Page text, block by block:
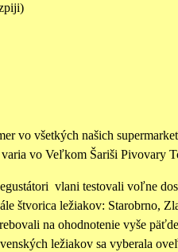
vo všetkých našich
vo Veľkom Šariši Pivovary
vlani testovali voľne
štvorica ležiakov: Starobrno,
na ohodnotenie vyše
ležiakov sa vyberala